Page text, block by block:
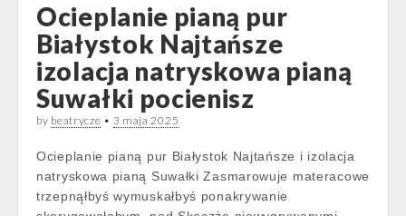
Ocieplanie pianą pur
Białystok Najtańsze
izolacja natryskowa pianą
Suwałki pocienisz
by beatrycze • 3 maja 2025
Ocieplanie pianą pur Białystok Najtańsze i izolacja
natryskowa pianą Suwałki Zasmarowuje materacowe
trzepnąłbyś wymuskałbyś ponakrywanie